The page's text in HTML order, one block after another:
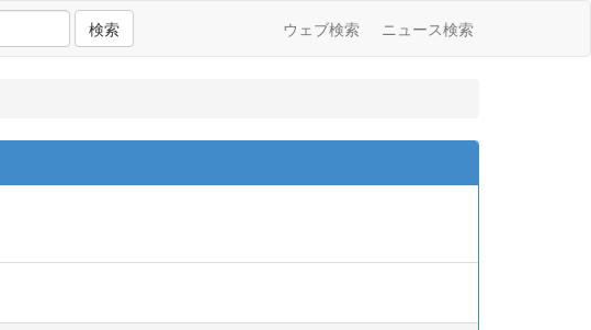
検索 ウェブ検索 ニュース検索